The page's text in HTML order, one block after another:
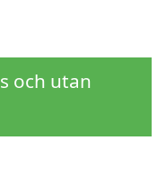
och utan